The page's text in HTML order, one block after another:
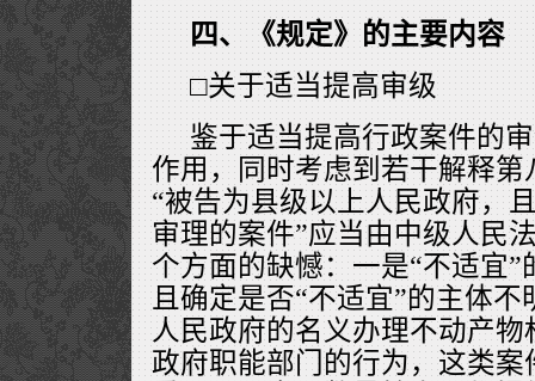
四、《规定》的主要内容
□关于适当提高审级
鉴于适当提高行政案件的
作用，同时考虑到若干解释
“被告为县级以上人民政府，
审理的案件”应当由中级人民
个方面的缺憾：一是“不适宜
且确定是否“不适宜”的主体
人民政府的名义办理不动产
政府职能部门的行为，这类